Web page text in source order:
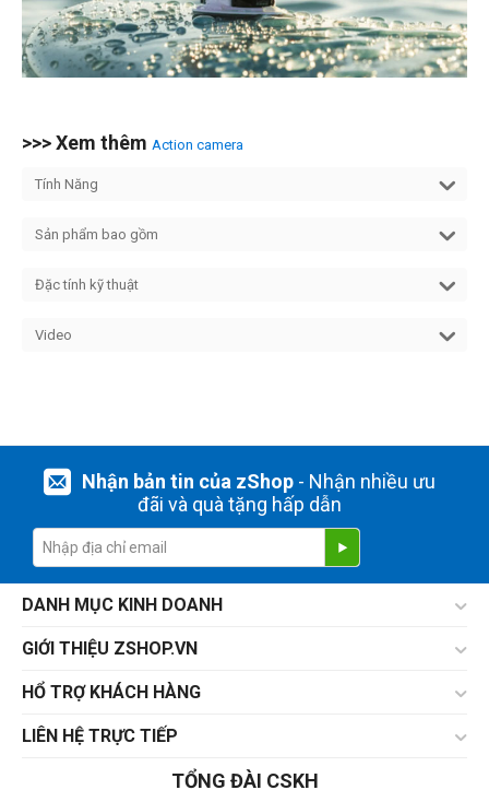
>>> Xem thêm Action camera
Tính Năng
Sản phẩm bao gồm
Đặc tính kỹ thuật
Video
Nhận bản tin của zShop- Nhận nhiều ưu
đãi và quà tặng hấp dẫn
DANH MỤC KINH DOANH
GIỚI THIỆU ZSHOP.VN
HỔ TRỢ KHÁCH HÀNG
LIÊN HỆ TRỰC TIẾP
TỔNG ĐÀI CSKH